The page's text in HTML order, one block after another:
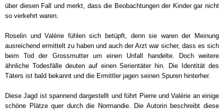
über diesen Fall und merkt, dass die Beobachtungen der Kinder gar nicht
so verkehrt waren.
Roselin und Valérie fühlen sich betüpft, denn sie waren der Meinung
ausreichend ermittelt zu haben und auch der Arzt war sicher, dass es sich
beim Tod der Grossmutter um einen Unfall handelte. Doch weitere
ähnliche Todesfälle deuten auf einen Serientäter hin. Die Identität des
Täters ist bald bekannt und die Ermittler jagen seinen Spuren hinterher.
Diese Jagd ist spannend dargestellt und führt Pierre und Valérie an einige
schöne Plätze quer durch die Normandie. Die Autorin beschreibt diese